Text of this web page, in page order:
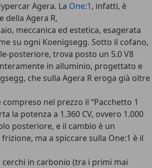
Agera. La One:1, infatti, è
della Agera R,
meccanica ed estetica, esagerata
su ogni Koenigsegg. Sotto il cofano,
posteriore, trova posto un 5.0 V8
in alluminio, progettato e
che sulla Agera R eroga già oltre
compreso nel prezzo il “Pacchetto 1
la potenza a 1.360 CV, ovvero 1.000
posteriore, e il cambio è un
ma a spiccare sulla One:1 è il
cerchi in carbonio (tra i primi mai